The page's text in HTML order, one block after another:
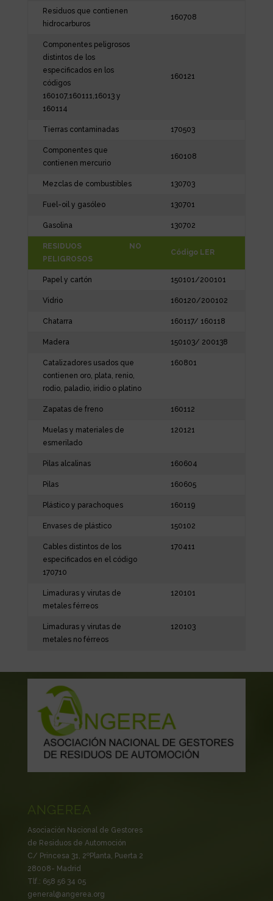
Residuos que contienen
hidrocarburos
160708
Componentes peligrosos
distintos de los
especificados en los
códigos
160107,160111,16013 y
160114
160121
Tierras contaminadas 170503
Componentes que
contienen mercurio
160108
Mezclas de combustibles 130703
Fuel-oil y gasóleo 130701
Gasolina 130702
RESIDUOS NO
PELIGROSOS
Código LER
Papel y cartón 150101/200101
Vidrio 160120/200102
Chatarra 160117/ 160118
Madera 150103/ 200138
Catalizadores usados que
contienen oro, plata, renio,
rodio, paladio, iridio o platino
160801
Zapatas de freno 160112
Muelas y materiales de
esmerilado
120121
Pilas alcalinas 160604
Pilas 160605
Plástico y parachoques 160119
Envases de plástico 150102
Cables distintos de los
especificados en el código
170710
170411
Limaduras y virutas de
metales férreos
120101
Limaduras y virutas de
metales no férreos
120103
ANGEREA
Asociación Nacional de Gestores
de Residuos de Automoción
C/ Princesa 31, 2ºPlanta, Puerta 2
28008- Madrid
Tlf.: 658 56 34 05
general@angerea.org